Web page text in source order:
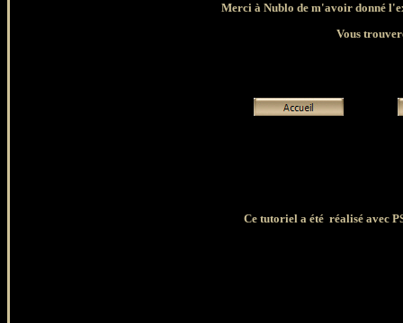
Merci à Nublo de m'avoir donné
Vous
Ce tutoriel a été réalisé avec